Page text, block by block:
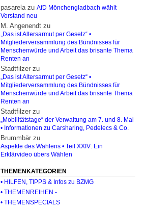
pasarelazu AfD Mönchengladbach wählt
Vorstand neu
M. Angenendt zu
„Das ist Altersarmut per Gesetz“ •
Mitgliederversammlung des Bündnisses für
Menschenwürde und Arbeit das brisante Thema
Renten an
Stadtfilzer zu
„Das ist Altersarmut per Gesetz“ •
Mitgliederversammlung des Bündnisses für
Menschenwürde und Arbeit das brisante Thema
Renten an
Stadtfilzer zu
„Mobilitätstage“ der Verwaltung am 7. und 8. Mai
• Informationen zu Carsharing, Pedelecs & Co.
Brummbär zu
Aspekte des Wählens • Teil XXIV: Ein
Erklärvideo übers Wählen
THEMENKATEGORIEN
• HILFEN, TIPPS & Infos zu BZMG
• THEMENREIHEN -
• THEMENSPECIALS